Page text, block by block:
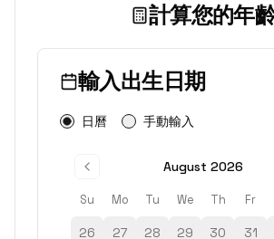
計算您的年
輸入出生日期
日曆 手動輸入
August 2026
Su Mo Tu We Th Fr
26 27 28 29 30 31